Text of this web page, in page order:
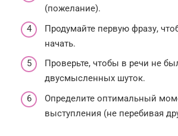
(пожелание).
Продумайте первую фразу,
начать.
Проверьте, чтобы в речи не
двусмысленных шуток.
Определите оптимальный
выступления (не перебивая